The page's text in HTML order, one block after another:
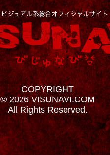
COPYRIGHT
© 2026 VISUNAVI.COM
All Rights Reserved.